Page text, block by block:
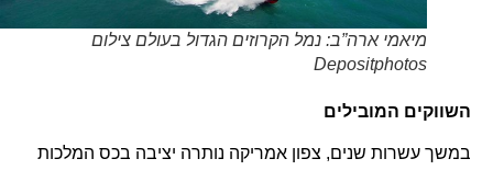
מיאמי ארה”ב: נמל הקרוזים הגדול בעולם צילום
Depositphotos
השווקים המובילים
במשך עשרות שנים, צפון אמריקה נותרה יציבה בכס המלכות